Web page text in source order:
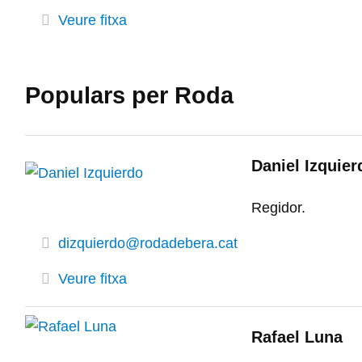
Veure fitxa
Populars per Roda
Daniel
Regidor.
dizquierdo@rodadebera.cat
Veure fitxa
Rafael Luna